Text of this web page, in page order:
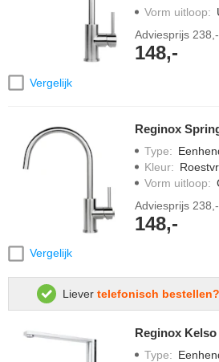
Vergelijk
Vorm uitloop:
Adviesprijs 238,-
148,-
Vergelijk
Reginox
Type:
Kleur:
Vorm uitloop:
Adviesprijs 238,-
148,-
Liever telefonisch bestellen?
Reginox Kelso
Type: